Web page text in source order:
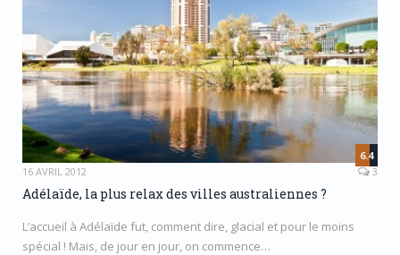
6.4
16 AVRIL 2012
3
Adélaïde, la plus relax des villes australiennes ?
L’accueil à Adélaïde fut, comment dire, glacial et pour le moins
spécial ! Mais, de jour en jour, on commence…